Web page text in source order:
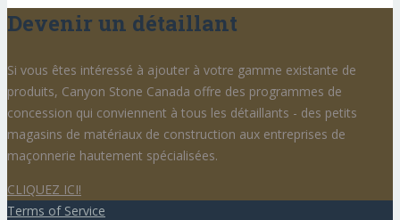
Devenir un détaillant
Si vous êtes intéressé à ajouter à votre gamme existante de
produits, Canyon Stone Canada offre des programmes de
concession qui conviennent à tous les détaillants - des petits
magasins de matériaux de construction aux entreprises de
maçonnerie hautement spécialisées.
CLIQUEZ ICI!
Terms of Service